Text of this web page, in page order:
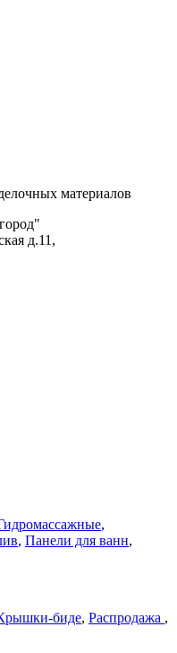
материалов
д.11,
,
, Панели для ванн,
биде, Распродажа ,